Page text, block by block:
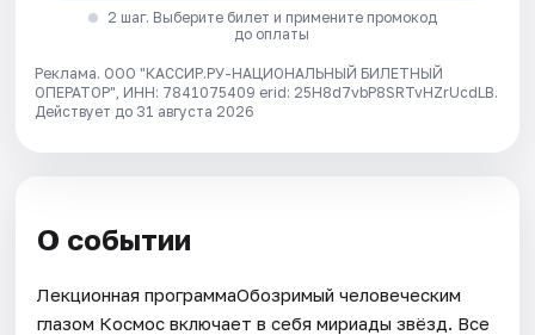
2 шаг. Выберите билет и примените промокод
до оплаты
Реклама. ООО "КАССИР.РУ-НАЦИОНАЛЬНЫЙ БИЛЕТНЫЙ
ОПЕРАТОР", ИНН: 7841075409 erid: 25H8d7vbP8SRTvHZrUcdLB.
Действует до 31 августа 2026
О событии
Лекционная программаОбозримый человеческим
глазом Космос включает в себя мириады звёзд. Все